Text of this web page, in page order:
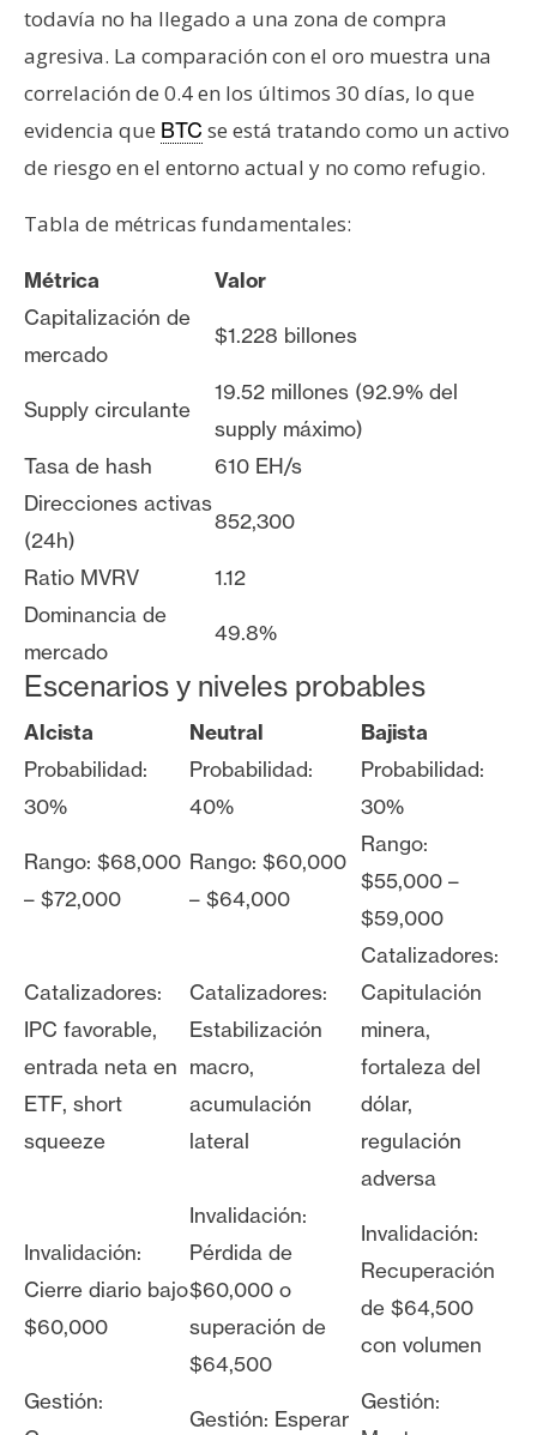
todavía no ha llegado a una zona de compra
agresiva. La comparación con el oro muestra una
correlación de 0.4 en los últimos 30 días, lo que
evidencia que BTC se está tratando como un activo
de riesgo en el entorno actual y no como refugio.
Tabla de métricas fundamentales:
Métrica
Valor
Capitalización de
mercado
$1.228 billones
Supply circulante
19.52 millones (92.9% del
supply máximo)
Tasa de hash
610 EH/s
Direcciones activas
(24h)
852,300
Ratio MVRV
1.12
Dominancia de
mercado
49.8%
Escenarios y niveles probables
Alcista Neutral
Bajista
Probabilidad:
30%
Probabilidad:
40%
Probabilidad:
30%
Rango: $68,000
– $72,000
Rango: $60,000
– $64,000
Rango:
$55,000 –
$59,000
Catalizadores:
IPC favorable,
entrada neta en
ETF, short
squeeze
Catalizadores:
Estabilización
macro,
acumulación
lateral
Catalizadores:
Capitulación
minera,
fortaleza del
dólar,
regulación
adversa
Invalidación:
Cierre diario bajo
$60,000
Invalidación:
Pérdida de
$60,000 o
superación de
$64,500
Invalidación:
Recuperación
de $64,500
con volumen
Gestión:
Gestión: Esperar
Gestión: